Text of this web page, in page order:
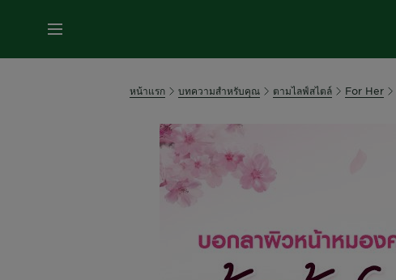
หน้าแรก บทความสำหรับคุณ ตามไลฟ์สไตล์ For Her